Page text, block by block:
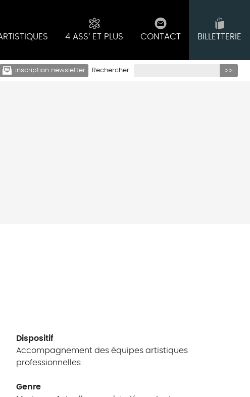
4 ASS’ ET PLUS CONTACT BILLETTERIE
inscription newsletter Rechercher :
Dispositif
Accompagnement des équipes artistiques
professionnelles
Genre